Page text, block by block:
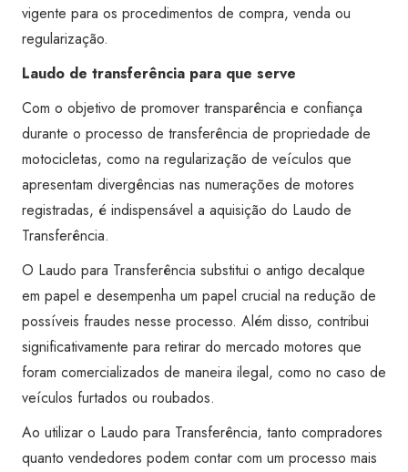
vigente para os procedimentos de compra, venda ou
regularização.
Laudo de transferência para que serve
Com o objetivo de promover transparência e confiança
durante o processo de transferência de propriedade de
motocicletas, como na regularização de veículos que
apresentam divergências nas numerações de motores
registradas, é indispensável a aquisição do Laudo de
Transferência.
O Laudo para Transferência substitui o antigo decalque
em papel e desempenha um papel crucial na redução de
possíveis fraudes nesse processo. Além disso, contribui
significativamente para retirar do mercado motores que
foram comercializados de maneira ilegal, como no caso de
veículos furtados ou roubados.
Ao utilizar o Laudo para Transferência, tanto compradores
quanto vendedores podem contar com um processo mais